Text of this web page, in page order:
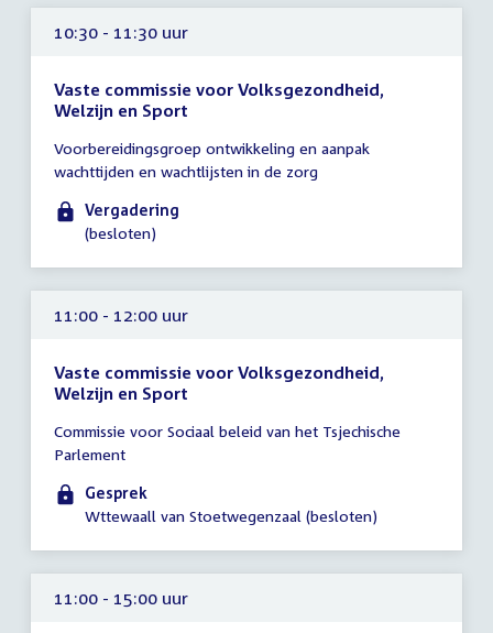
uur
10:30 - 11:30 uur
Vaste commissie voor Volksgezondheid,
Welzijn en Sport
vergadering
10:30
11:30
Voorbereidingsgroep ontwikkeling en aanpak
wachttijden en wachtlijsten in de zorg
Vergadering
(besloten)
11:00 - 12:00 uur
Vaste commissie voor Volksgezondheid,
Welzijn en Sport
vergadering
11:00
12:00
Commissie voor Sociaal beleid van het Tsjechische
Parlement
Gesprek
Wttewaall van Stoetwegenzaal (besloten)
11:00 - 15:00 uur